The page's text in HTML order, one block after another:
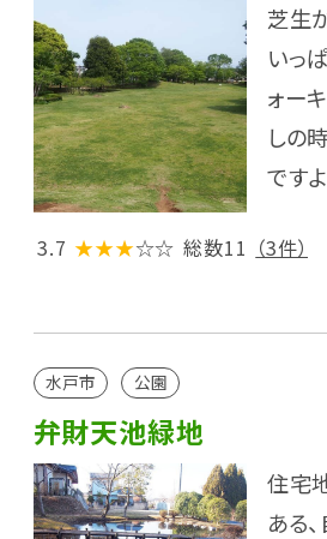
芝生
いっ
ォー
しの
です
3.7 ★★★☆☆ 総数11 （3件）
水戸市 公園
弁財天池緑地
住宅
ある